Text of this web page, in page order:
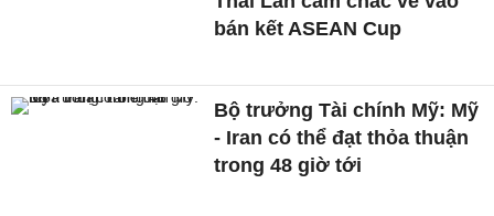
bán kết ASEAN Cup
Bộ trưởng Tài chính Mỹ: Mỹ
- Iran có thể đạt thỏa thuận
trong 48 giờ tới